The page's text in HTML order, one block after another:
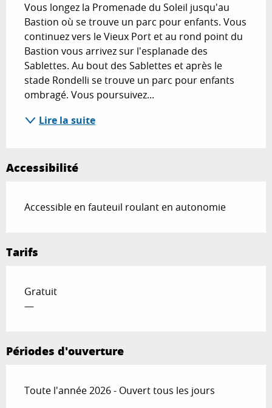
Vous longez la Promenade du Soleil jusqu'au
Bastion où se trouve un parc pour enfants. Vous
continuez vers le Vieux Port et au rond point du
Bastion vous arrivez sur l'esplanade des
Sablettes. Au bout des Sablettes et après le
stade Rondelli se trouve un parc pour enfants
ombragé. Vous poursuivez...
Lire la suite
Accessibilité
Accessible en fauteuil roulant en autonomie
Tarifs
Gratuit
—
Périodes d'ouverture
Toute l'année 2026 - Ouvert tous les jours